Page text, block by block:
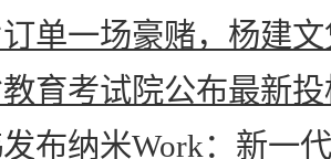
单一场豪赌，杨建
育考试院公布最新
布纳米Work：新一